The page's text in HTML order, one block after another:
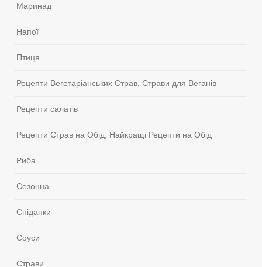
Маринад
Напої
Птиця
Рецепти Вегетаріанських Страв, Страви для Веганів
Рецепти салатів
Рецепти Страв на Обід, Найкращі Рецепти на Обід
Риба
Сезонна
Сніданки
Соуси
Страви